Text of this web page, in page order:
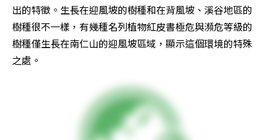
出的特徵。生長在迎風坡的樹種和在背風坡、溪谷地區的
樹種很不一樣，有幾種名列植物紅皮書極危與瀕危等級的
樹種僅生長在南仁山的迎風坡區域，顯示這個環境的特殊
之處。